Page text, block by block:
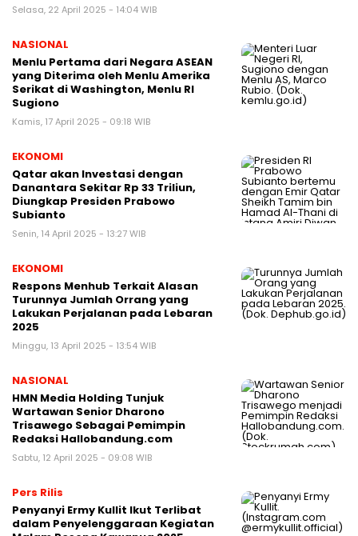
Selasa, 22 April 2025 - 14:04 WIB
NASIONAL
Menlu Pertama dari Negara ASEAN
yang Diterima oleh Menlu Amerika
Serikat di Washington, Menlu RI
Sugiono
Kamis, 17 April 2025 - 09:18 WIB
EKONOMI
Qatar akan Investasi dengan
Danantara Sekitar Rp 33 Triliun,
Diungkap Presiden Prabowo
Subianto
Senin, 14 April 2025 - 13:27 WIB
EKONOMI
Respons Menhub Terkait Alasan
Turunnya Jumlah Orrang yang
Lakukan Perjalanan pada Lebaran
2025
Minggu, 13 April 2025 - 13:54 WIB
NASIONAL
HMN Media Holding Tunjuk
Wartawan Senior Dharono
Trisawego Sebagai Pemimpin
Redaksi Hallobandung.com
Sabtu, 12 April 2025 - 09:08 WIB
Pers Rilis
Penyanyi Ermy Kullit Ikut Terlibat
dalam Penyelenggaraan Kegiatan